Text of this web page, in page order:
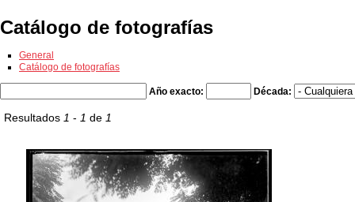
Catálogo de fotografías
General
Catálogo de fotografías
Año exacto: Década:
Resultados 1 - 1 de 1